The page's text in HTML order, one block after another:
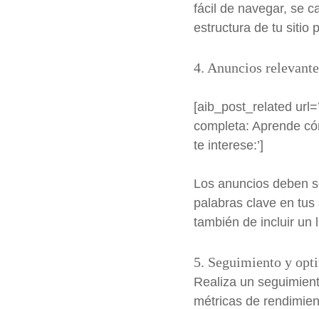
fácil de navegar, se
estructura de tu sitio
4. Anuncios
[aib_post_related
completa: Aprende
te interese:’]
Los anuncios deben
palabras clave en
también de incluir un
5. Seguimiento y
Realiza un
métricas de